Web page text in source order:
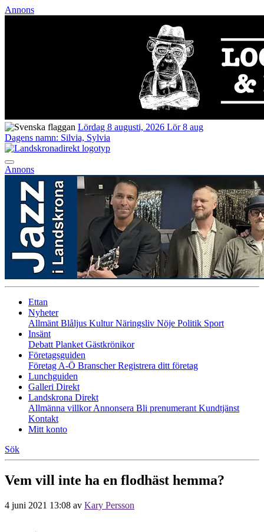
Annons
Lördag 8 augusti, 2026 Lör 8 aug
Dagens namn: Silvia, Sylvia
Annons
Ettan
Nyheter
Allmänt Blåljus KulturNäringsliv Nöje Politik Sport
Insänt
Debatt Planket Gästkrönikor
Företagsguiden
Företag A-Ö BranscherRegistrera ditt företag
Lunchguiden
Galleri Direkt
Landskrona Direkt
Allmänna villkorAnnonsera Bli prenumerant Kundtjänst
Kontakt
Mitt konto
Sök
Vem vill inte ha en flodhäst hemma?
4 juni 2021 13:08 av Kary Persson